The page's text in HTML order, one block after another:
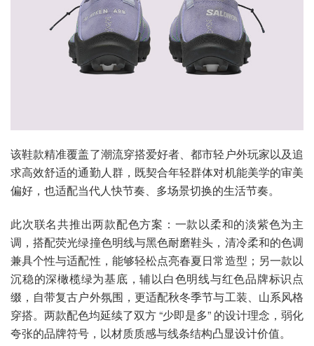
该鞋款精准覆盖了潮流穿搭爱好者、都市轻户外玩家以及追
求高效舒适的通勤人群，既契合年轻群体对机能美学的审美
偏好，也适配当代人快节奏、多场景切换的生活节奏。
此次联名共推出两款配色方案：一款以柔和的淡紫色为主
调，搭配荧光绿撞色明线与黑色耐磨鞋头，清冷柔和的色调
兼具个性与适配性，能够轻松点亮春夏日常造型；另一款以
沉稳的深橄榄绿为基底，辅以白色明线与红色品牌标识点
缀，自带复古户外氛围，更适配秋冬季节与工装、山系风格
穿搭。两款配色均延续了双方 “少即是多” 的设计理念，弱化
夸张的品牌符号，以材质质感与线条结构凸显设计价值。